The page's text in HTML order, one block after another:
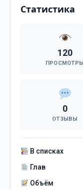
Статистика
120
ПРОСМОТРЫ
0
ОТЗЫВЫ
В списках
Глав
Объём